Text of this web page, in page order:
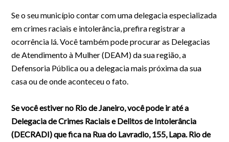
Se o seu município contar com uma delegacia especializada
em crimes raciais e intolerância, prefira registrar a
ocorrência lá. Você também pode procurar as Delegacias
de Atendimento à Mulher (DEAM) da sua região, a
Defensoria Pública ou a delegacia mais próxima da sua
casa ou de onde aconteceu o fato.
Se você estiver no Rio de Janeiro, você pode ir até a
Delegacia de Crimes Raciais e Delitos de Intolerância
(DECRADI) que fica na Rua do Lavradio, 155, Lapa. Rio de